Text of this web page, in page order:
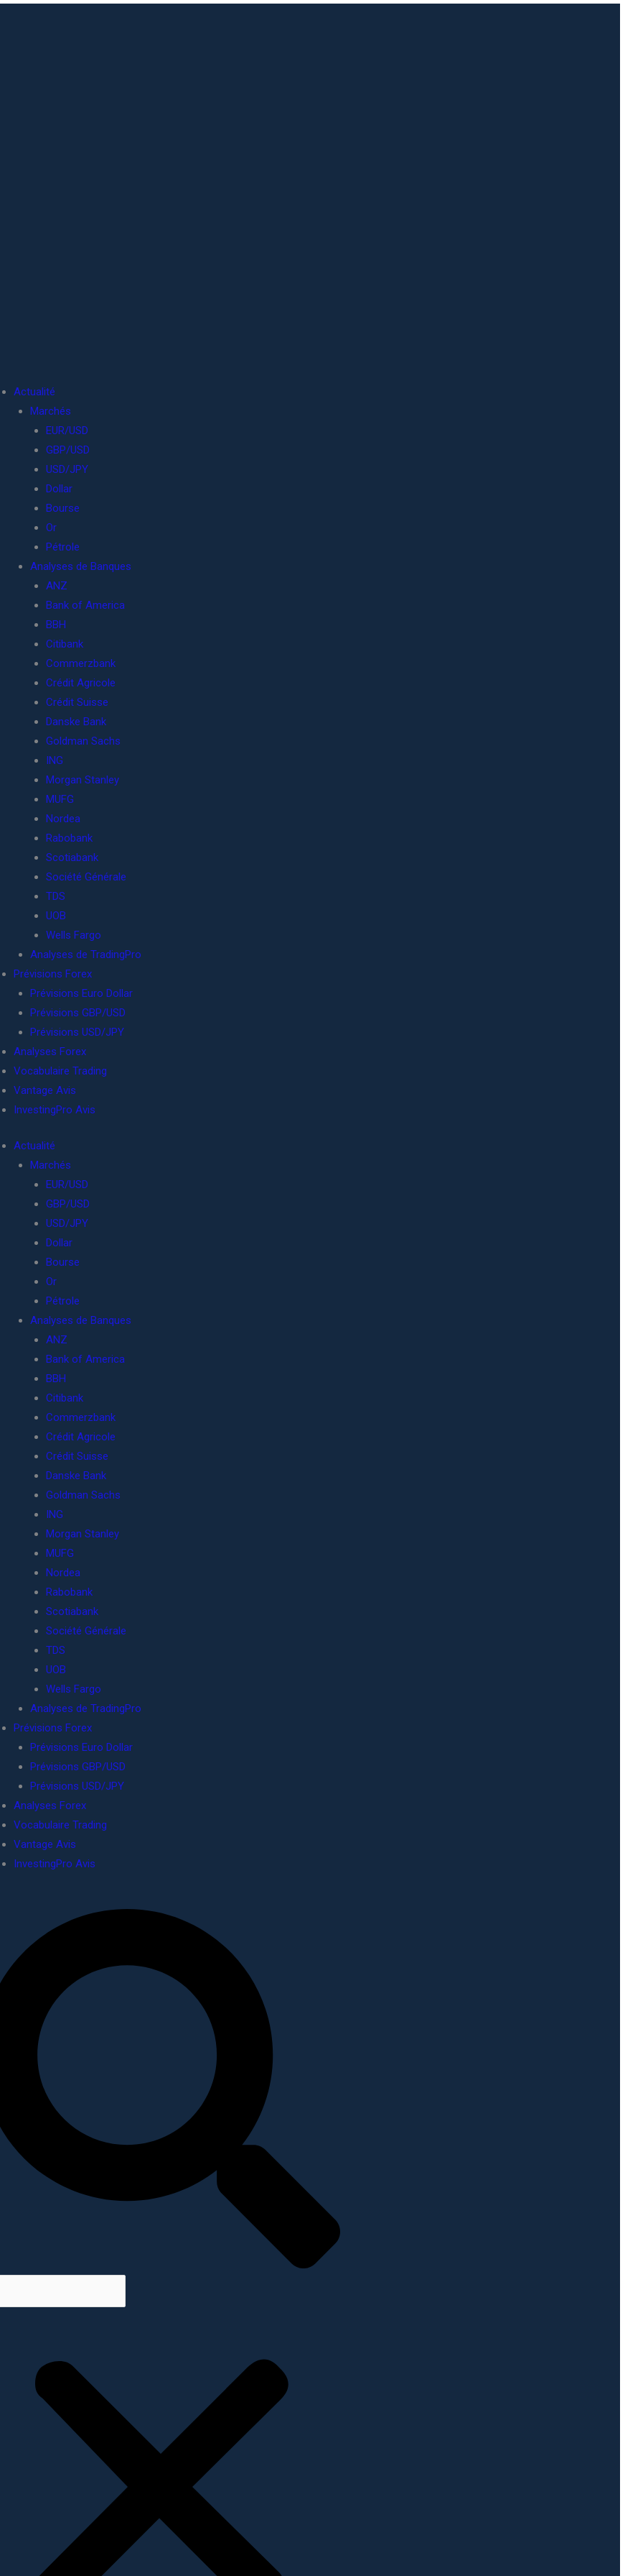
Actualité
Marchés
EUR/USD
GBP/USD
USD/JPY
Dollar
Bourse
Or
Pétrole
Analyses de Banques
ANZ
Bank of America
BBH
Citibank
Commerzbank
Crédit Agricole
Crédit Suisse
Danske Bank
Goldman Sachs
ING
Morgan Stanley
MUFG
Nordea
Rabobank
Scotiabank
Société Générale
TDS
UOB
Wells Fargo
Analyses de TradingPro
Prévisions Forex
Prévisions Euro Dollar
Prévisions GBP/USD
Prévisions USD/JPY
Analyses Forex
Vocabulaire Trading
Vantage Avis
InvestingPro Avis
Actualité
Marchés
EUR/USD
GBP/USD
USD/JPY
Dollar
Bourse
Or
Pétrole
Analyses de Banques
ANZ
Bank of America
BBH
Citibank
Commerzbank
Crédit Agricole
Crédit Suisse
Danske Bank
Goldman Sachs
ING
Morgan Stanley
MUFG
Nordea
Rabobank
Scotiabank
Société Générale
TDS
UOB
Wells Fargo
Analyses de TradingPro
Prévisions Forex
Prévisions Euro Dollar
Prévisions GBP/USD
Prévisions USD/JPY
Analyses Forex
Vocabulaire Trading
Vantage Avis
InvestingPro Avis